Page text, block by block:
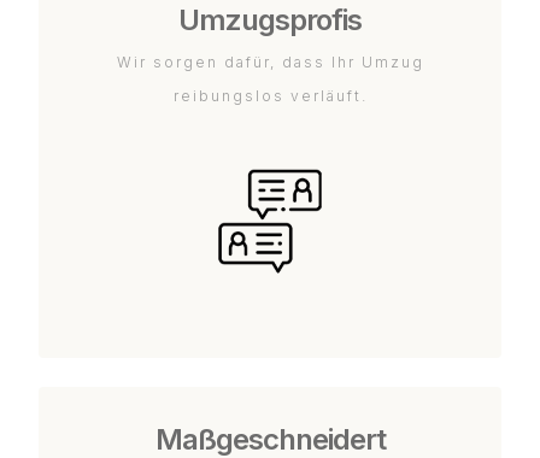
Umzugsprofis
Wir sorgen dafür, dass Ihr Umzug
reibungslos verläuft.
Maßgeschneidert